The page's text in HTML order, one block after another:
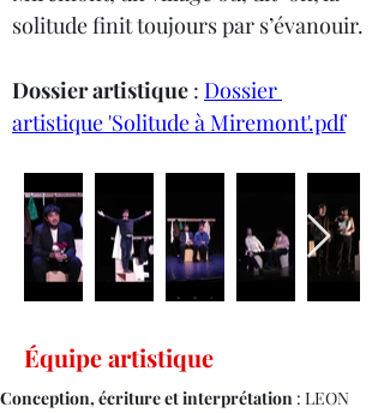
solitude finit toujours par s’évanouir.
Dossier artistique : Dossier
artistique 'Solitude à Miremont'.pdf
Équipe artistique
Conception, écriture et interprétation : LEON